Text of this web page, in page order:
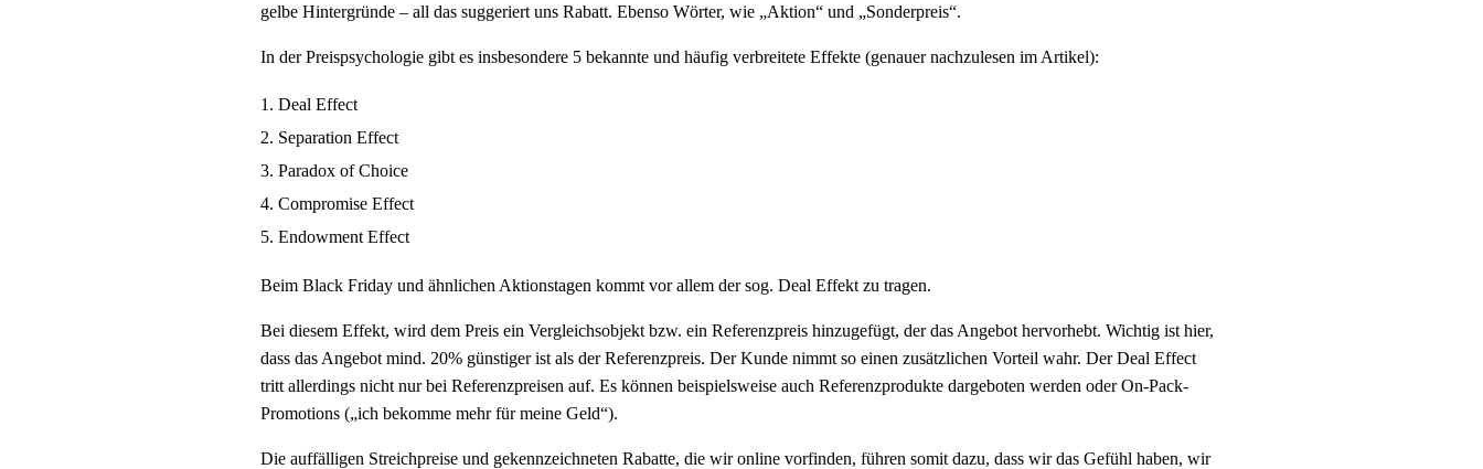
gelbe Hintergründe – all das suggeriert uns Rabatt. Ebenso Wörter, wie „Aktion“ und „Sonderpreis“.
In der Preispsychologie gibt es insbesondere 5 bekannte und häufig verbreitete Effekte (genauer nachzulesen im Artikel):
Deal Effect
Separation Effect
Paradox of Choice
Compromise Effect
Endowment Effect
Beim Black Friday und ähnlichen Aktionstagen kommt vor allem der sog. Deal Effekt zu tragen.
Bei diesem Effekt, wird dem Preis ein Vergleichsobjekt bzw. ein Referenzpreis hinzugefügt, der das Angebot hervorhebt. Wichtig ist hier,
dass das Angebot mind. 20% günstiger ist als der Referenzpreis. Der Kunde nimmt so einen zusätzlichen Vorteil wahr. Der Deal Effect
tritt allerdings nicht nur bei Referenzpreisen auf. Es können beispielsweise auch Referenzprodukte dargeboten werden oder On-Pack-
Promotions („ich bekomme mehr für meine Geld“).
Die auffälligen Streichpreise und gekennzeichneten Rabatte, die wir online vorfinden, führen somit dazu, dass wir das Gefühl haben, wir